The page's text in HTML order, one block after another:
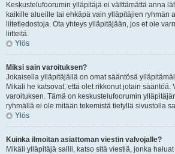
Keskustelufoorumin ylläpitäjä ei välttämättä anna
kaikille alueille tai ehkäpä vain ylläpitäjien ryhmän
liitetiedostoja. Ota yhteys ylläpitäjään, jos et ole
liitteitä.
Ylös
Miksi sain varoituksen?
Jokaisella ylläpitäjällä on omat sääntösä
Mikäli he katsovat, että olet rikkonut jotain sääntöä.
varoituksen. Tämä on keskustelufoorumin
ryhmällä ei ole mitään tekemistä tietyllä sivustolla
Ylös
Kuinka ilmoitan asiattoman viestin valvojalle?
Mikäli ylläpitäjä sallii, katso sitä viestiä, jonka